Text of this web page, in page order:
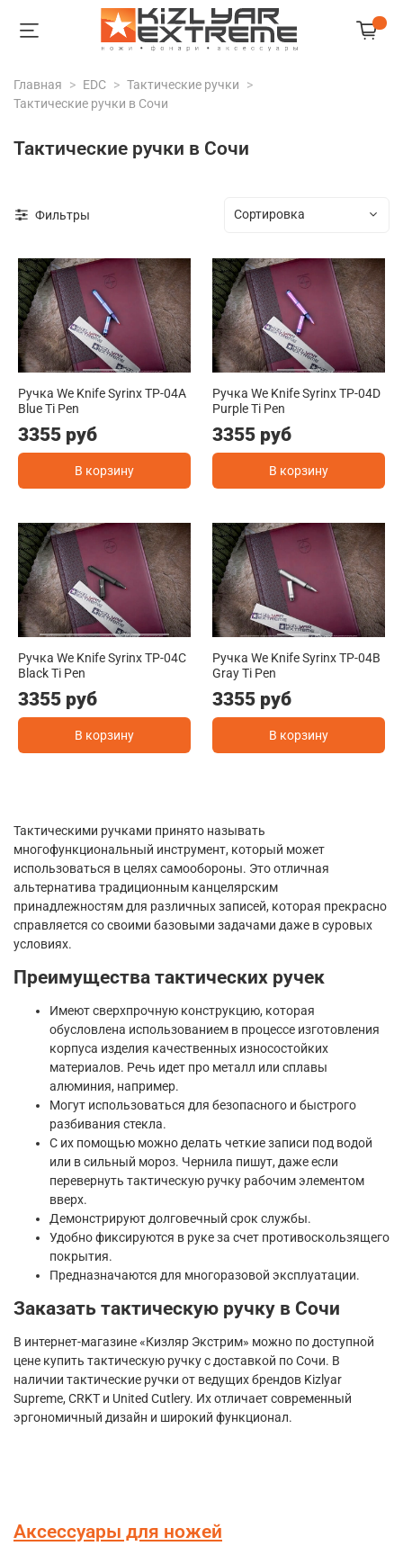
Главная EDC
Тактические ручки
Тактические ручки в Сочи
Тактические ручки в Сочи
Фильтры
Ручка We Knife Syrinx TP-04A
Blue Ti Pen
3355 руб
В корзину
Ручка We Knife Syrinx TP-04D
Purple Ti Pen
3355 руб
В корзину
Ручка We Knife Syrinx TP-04C
Black Ti Pen
3355 руб
В корзину
Ручка We Knife Syrinx TP-04B
Gray Ti Pen
3355 руб
В корзину
Тактическими ручками принято называть
многофункциональный инструмент, который может
использоваться в целях самообороны. Это отличная
альтернатива традиционным канцелярским
принадлежностям для различных записей, которая прекрасно
справляется со своими базовыми задачами даже в суровых
условиях.
Преимущества тактических ручек
Имеют сверхпрочную конструкцию, которая
обусловлена использованием в процессе изготовления
корпуса изделия качественных износостойких
материалов. Речь идет про металл или сплавы
алюминия, например.
Могут использоваться для безопасного и быстрого
разбивания стекла.
С их помощью можно делать четкие записи под водой
или в сильный мороз. Чернила пишут, даже если
перевернуть тактическую ручку рабочим элементом
вверх.
Демонстрируют долговечный срок службы.
Удобно фиксируются в руке за счет противоскользящего
покрытия.
Предназначаются для многоразовой эксплуатации.
Заказать тактическую ручку в Сочи
В интернет-магазине «Кизляр Экстрим» можно по доступной
цене купить тактическую ручку с доставкой по Сочи. В
наличии тактические ручки от ведущих брендов Kizlyar
Supreme, CRKT и United Cutlery. Их отличает современный
эргономичный дизайн и широкий функционал.
Аксессуары для ножей